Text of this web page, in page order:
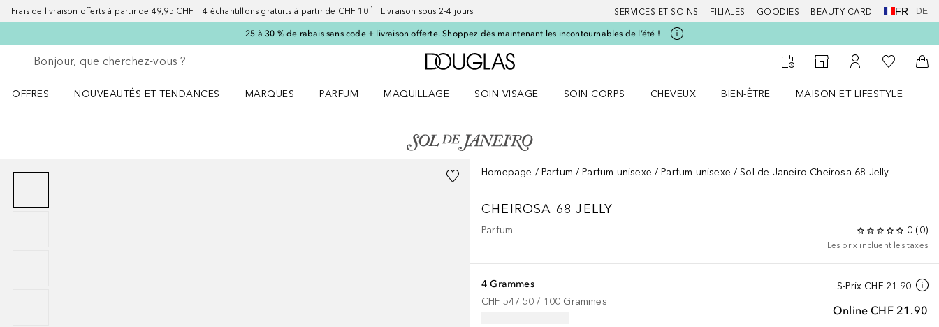
Frais de livraison offerts à partir de 49,95 CHF 4 échantillons gratuits à partir de CHF 10 ¹ Livraison sous 2-4 jours SERVICES ET SOINS FILIALES GOODIES BEAUTY CARD FR DE
25 à 30 % de rabais sans code + livraison offerte. Shoppez dès maintenant les incontournables de l’été !
Retourner
Exécuter la recherche
Vers l'accueil Douglas
Vers le Storefinder
Vers Mon Compte
Vers Ma
OFFRES
NOUVEAUTÉS ET TENDANCES
MARQUES
PARFUM
MAQUILLAGE
SOIN VISAGE
SOIN CORPS
CHEVEUX
BIEN-ÊTRE
MAISON ET LIFESTYLE
Homepage Parfum Parfum unisexe Parfum unisexe Sol de Janeiro Cheirosa 68 Jelly
CHEIROSA 68 JELLY
Parfum 0 (0)
Les prix incluent les taxes
S-Prix CHF 21.90
Online CHF 21.90
4 Grammes
CHF 547.50 / 100 Grammes